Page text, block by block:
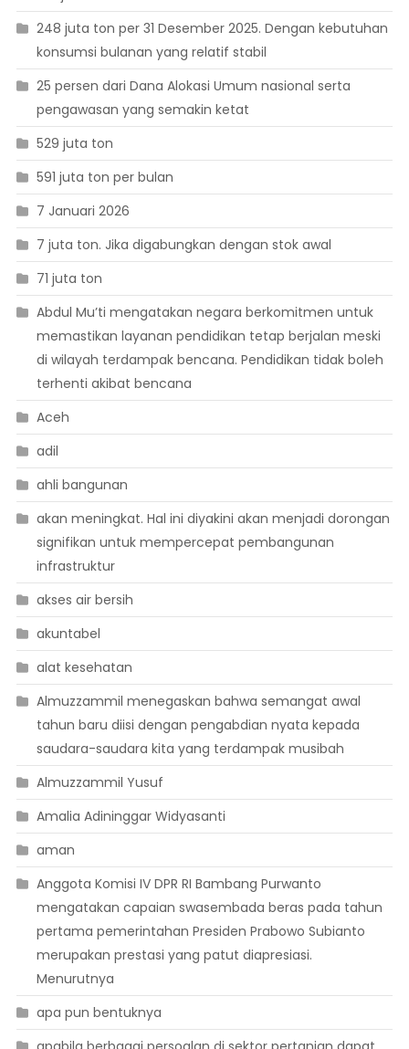
248 juta ton per 31 Desember 2025. Dengan kebutuhan
konsumsi bulanan yang relatif stabil
25 persen dari Dana Alokasi Umum nasional serta
pengawasan yang semakin ketat
529 juta ton
591 juta ton per bulan
7 Januari 2026
7 juta ton. Jika digabungkan dengan stok awal
71 juta ton
Abdul Mu’ti mengatakan negara berkomitmen untuk
memastikan layanan pendidikan tetap berjalan meski
di wilayah terdampak bencana. Pendidikan tidak boleh
terhenti akibat bencana
Aceh
adil
ahli bangunan
akan meningkat. Hal ini diyakini akan menjadi dorongan
signifikan untuk mempercepat pembangunan
infrastruktur
akses air bersih
akuntabel
alat kesehatan
Almuzzammil menegaskan bahwa semangat awal
tahun baru diisi dengan pengabdian nyata kepada
saudara-saudara kita yang terdampak musibah
Almuzzammil Yusuf
Amalia Adininggar Widyasanti
aman
Anggota Komisi IV DPR RI Bambang Purwanto
mengatakan capaian swasembada beras pada tahun
pertama pemerintahan Presiden Prabowo Subianto
merupakan prestasi yang patut diapresiasi.
Menurutnya
apa pun bentuknya